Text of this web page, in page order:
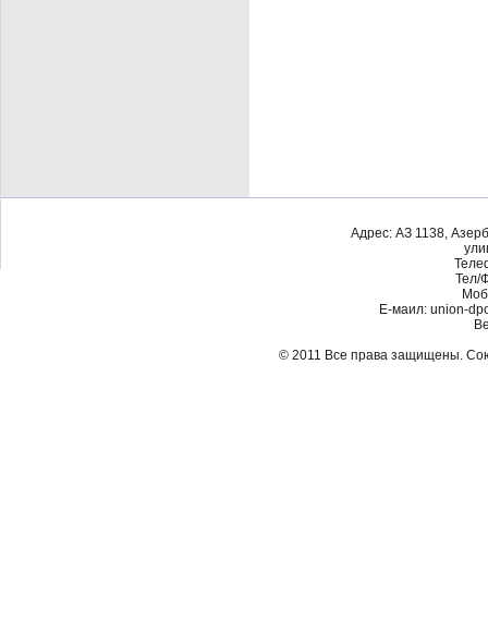
Адрес: АЗ 1138,
Тел/
Е-маил: union-
© 2011 Все права защищены.